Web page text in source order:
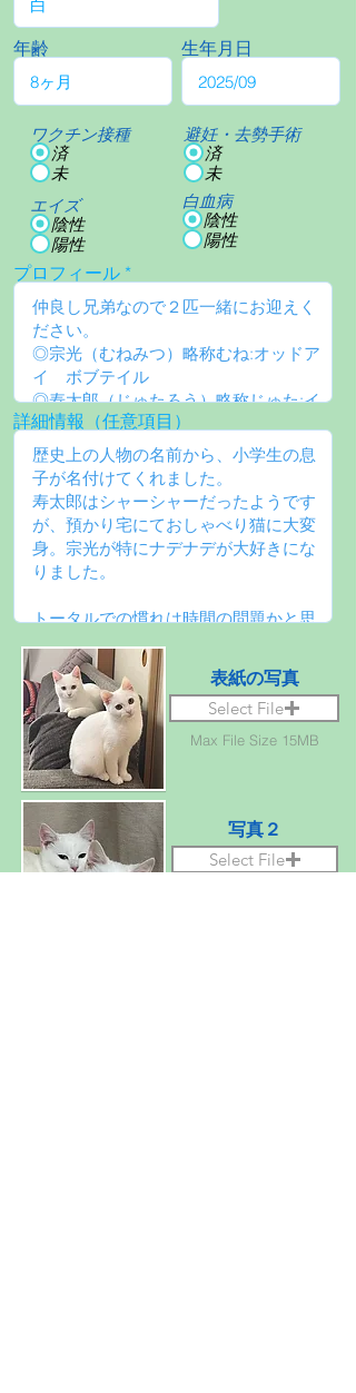
年齢
ワクチン接種
済
未
エイズ
陰性
陽性
生年月日
避妊・去勢手術
済
未
白血病
陰性
陽性
プロフィール
詳細情報（任意項目）
表紙の写真
Select File
Max File Size 15MB
写真２
Select File